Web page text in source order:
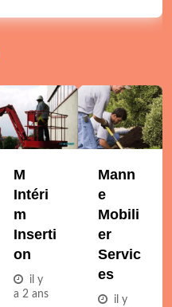
M
Intéri
M
Inserti
On
il y
a 2 ans
Mann
E
Mobili
Er
Servic
Es
il y